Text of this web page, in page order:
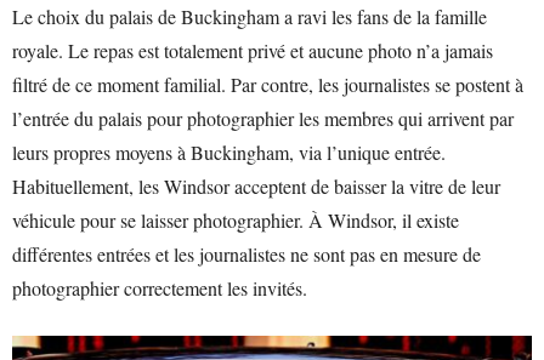
Le choix du palais de Buckingham a ravi les fans de la famille
royale. Le repas est totalement privé et aucune photo n’a jamais
filtré de ce moment familial. Par contre, les journalistes se postent à
l’entrée du palais pour photographier les membres qui arrivent par
leurs propres moyens à Buckingham, via l’unique entrée.
Habituellement, les Windsor acceptent de baisser la vitre de leur
véhicule pour se laisser photographier. À Windsor, il existe
différentes entrées et les journalistes ne sont pas en mesure de
photographier correctement les invités.